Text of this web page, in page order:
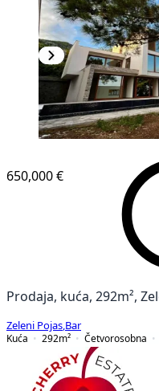
650,000 €
Prodaja, kuća, 292m²,
Zeleni Pojas Bar
Kuća
292m² Četvorosobna